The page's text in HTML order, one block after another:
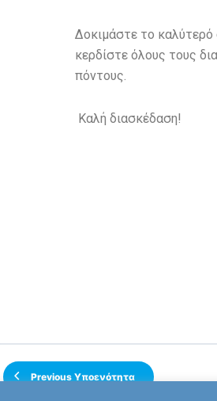
Δοκιμάστε το καλύτερό
κερδίστε όλους τους
πόντους.
Καλή διασκέδαση!
Previous Υποενότητα